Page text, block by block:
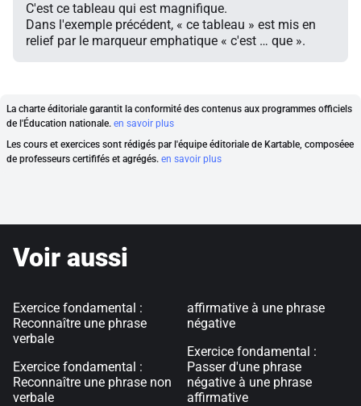
C'est ce tableau qui est magnifique.
Dans l'exemple précédent, « ce tableau » est mis en
relief par le marqueur emphatique « c'est … que ».
La charte éditoriale garantit la conformité des contenus aux programmes officiels
de l'Éducation nationale. en savoir plus
Les cours et exercices sont rédigés par l'équipe éditoriale de Kartable, composéee
de professeurs certififés et agrégés. en savoir plus
Voir aussi
Exercice fondamental :
Reconnaître une phrase
verbale
Exercice fondamental :
Reconnaître une phrase non
verbale
affirmative à une phrase
négative
Exercice fondamental :
Passer d'une phrase
négative à une phrase
affirmative